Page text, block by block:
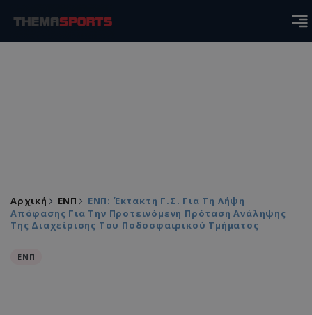
Αρχική ΕΝΠ
ΕΝΠ: Έκτακτη Γ.Σ. Για Τη Λήψη
Απόφασης Για Την Προτεινόμενη Πρόταση Ανάληψης
Της Διαχείρισης Του Ποδοσφαιρικού Τμήματος
ΕΝΠ